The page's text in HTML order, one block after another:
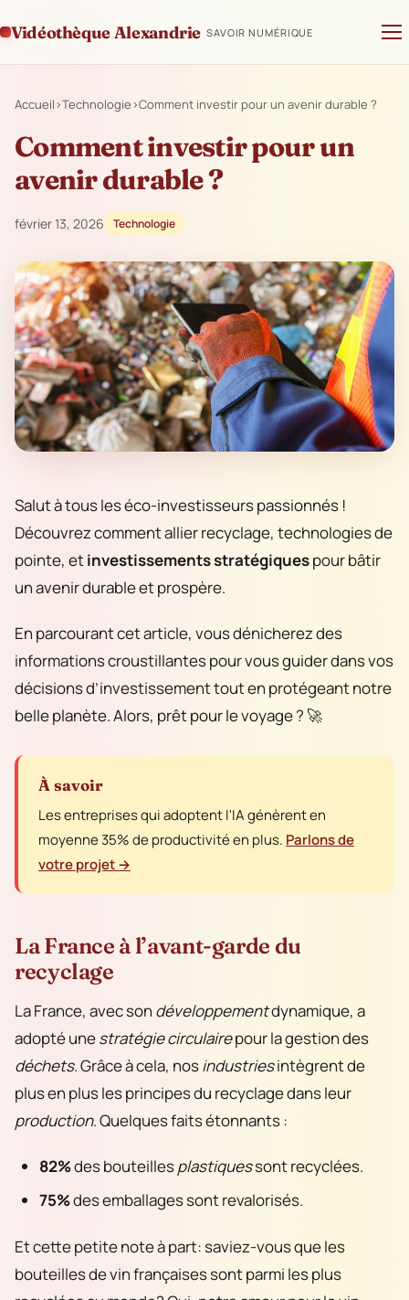
Vidéothèque Alexandrie SAVOIR NUMÉRIQUE
Accueil›Technologie›Comment investir pour un avenir durable ?
Comment investir pour un
avenir durable ?
février 13, 2026 Technologie
Salut à tous les éco-investisseurs passionnés !
Découvrez comment allier recyclage, technologies de
pointe, etinvestissements stratégiquespour bâtir
un avenir durable et prospère.
En parcourant cet article, vous dénicherez des
informations croustillantes pour vous guider dans vos
décisions d’investissement tout en protégeant notre
belle planète. Alors, prêt pour le voyage ? 🚀
À savoir
Les entreprises qui adoptent l'IA génèrent en
moyenne 35% de productivité en plus. Parlons de
votre projet →
La France à l’avant-garde du
recyclage
La France, avec son développementdynamique, a
adopté unestratégie circulairepour la gestion des
déchets. Grâce à cela, nosindustriesintègrent de
plus en plus les principes du recyclage dans leur
production. Quelques faits étonnants :
82%des bouteillesplastiquessont recyclées.
75%des emballages sont revalorisés.
Et cette petite note à part: saviez-vous que les
bouteilles de vin françaises sont parmi les plus